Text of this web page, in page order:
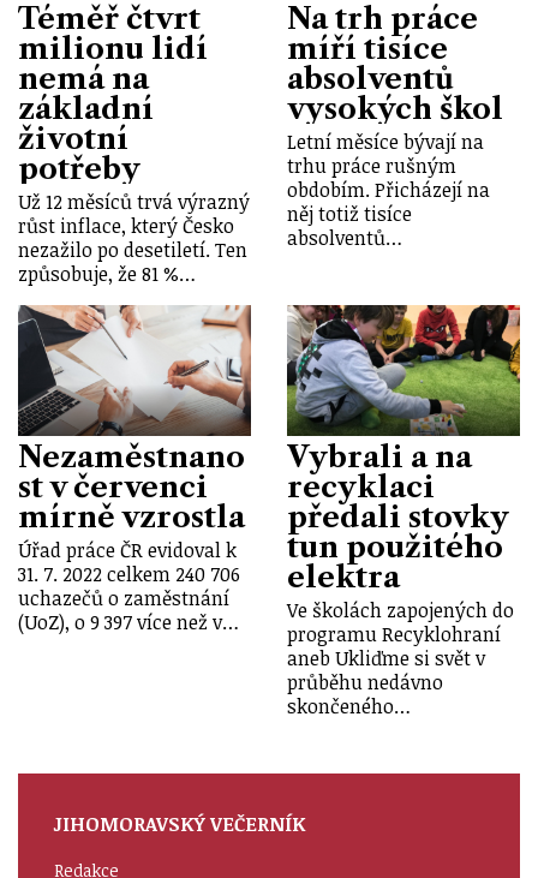
Téměř čtvrt
milionu lidí
nemá na
základní
životní
potřeby
Už 12 měsíců trvá výrazný
růst inflace, který Česko
nezažilo po desetiletí. Ten
způsobuje, že 81 %…
Na trh práce
míří tisíce
absolventů
vysokých škol
Letní měsíce bývají na
trhu práce rušným
obdobím. Přicházejí na
něj totiž tisíce
absolventů…
Nezaměstnano
st v červenci
mírně vzrostla
Úřad práce ČR evidoval k
31. 7. 2022 celkem 240 706
uchazečů o zaměstnání
(UoZ), o 9 397 více než v…
Vybrali a na
recyklaci
předali stovky
tun použitého
elektra
Ve školách zapojených do
programu Recyklohraní
aneb Ukliďme si svět v
průběhu nedávno
skončeného…
JIHOMORAVSKÝ VEČERNÍK
Redakce